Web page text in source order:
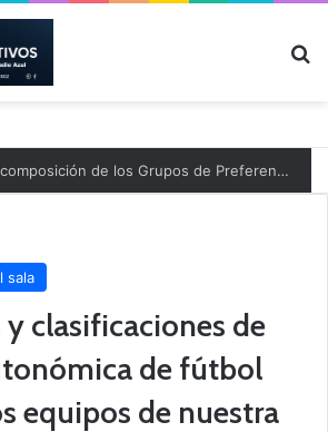
Ya se conoce la composición de los Grupos de Preferente y el calendario
sala
y clasificaciones de
de fútbol
equipos de nuestra